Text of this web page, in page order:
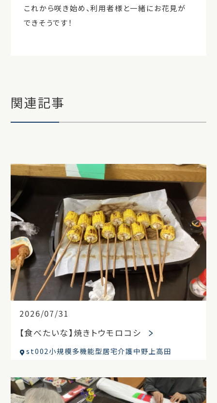
これから咲き始め、利用者様と一緒にお花見が
できそうです！
関連記事
2026/07/31
【食べたいな】焼きトウモロコシ
st002小規模多機能型居宅介護中野上高田